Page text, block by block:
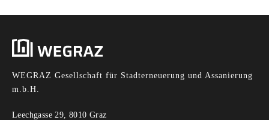
WEGRAZ Gesellschaft für Stadterneuerung und Assanierung
m.b.H.
Leechgasse 29, 8010 Graz